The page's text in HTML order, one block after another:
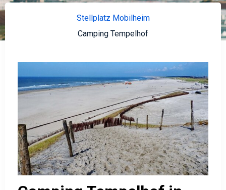
Stellplatz Mobilheim
Camping Tempelhof